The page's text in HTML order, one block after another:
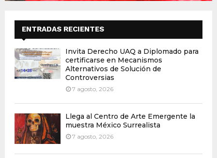
ENTRADAS RECIENTES
Invita Derecho UAQ a Diplomado para
certificarse en Mecanismos
Alternativos de Solución de
Controversias
7 agosto, 2026
Llega al Centro de Arte Emergente la
muestra México Surrealista
7 agosto, 2026